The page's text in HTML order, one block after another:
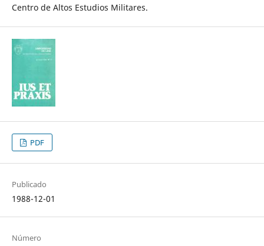
Centro de Altos Estudios Militares.
PDF
Publicado
1988-12-01
Número